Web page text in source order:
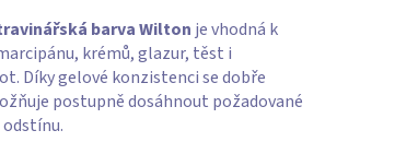
barva Wilton je vhodná k
krémů, glazur, těst i
Díky gelové konzistenci se dobře
postupně dosáhnout požadované